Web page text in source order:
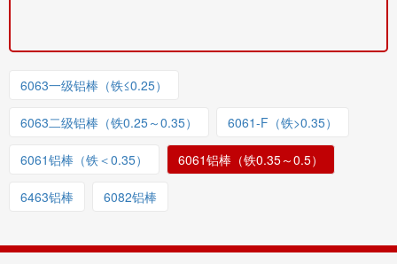
6063一级铝棒（铁≤0.25）
6063二级铝棒（铁0.25～0.35） 6061-F（铁>0.35）
6061铝棒（铁＜0.35） 6061铝棒（铁0.35～0.5）
6463铝棒 6082铝棒